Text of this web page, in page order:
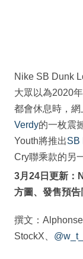
Nike SB Dunk
大眾以為2020
都會休息時，
Verdy的一枚震
Youth將推出SB
Cry聯乘款的另
3月24日更新：
方圖、發售預告
撰文：
StockX、